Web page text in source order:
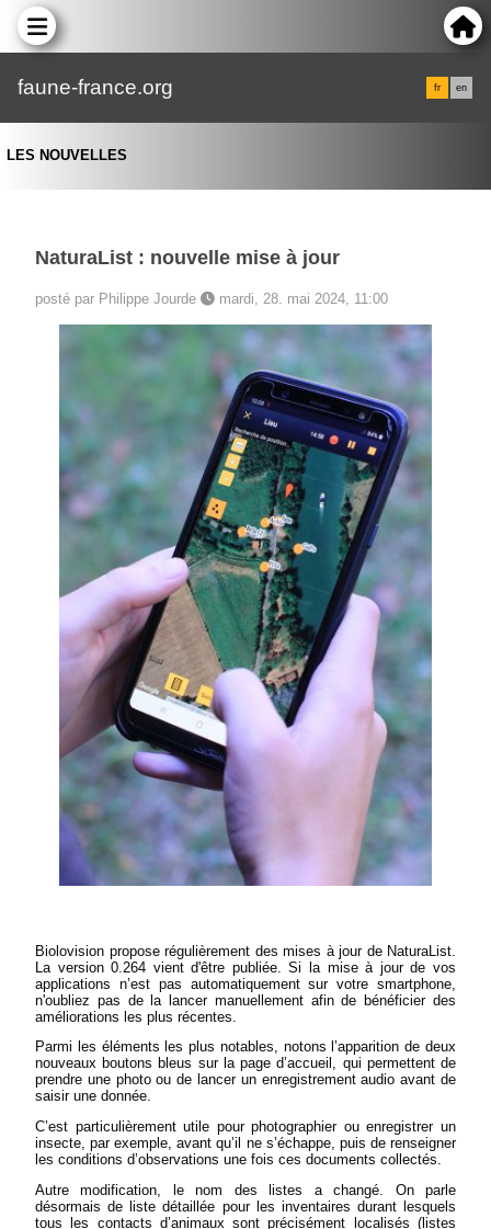
faune-france.org fr en
LES NOUVELLES
NaturaList : nouvelle mise à jour
posté par Philippe Jourde mardi, 28. mai 2024, 11:00
Biolovision propose régulièrement des mises à jour de NaturaList.
La version 0.264 vient d'être publiée. Si la mise à jour de vos
applications n’est pas automatiquement sur votre smartphone,
n'oubliez pas de la lancer manuellement afin de bénéficier des
améliorations les plus récentes.
Parmi les éléments les plus notables, notons l’apparition de deux
nouveaux boutons bleus sur la page d’accueil, qui permettent de
prendre une photo ou de lancer un enregistrement audio avant de
saisir une donnée.
C’est particulièrement utile pour photographier ou enregistrer un
insecte, par exemple, avant qu’il ne s’échappe, puis de renseigner
les conditions d’observations une fois ces documents collectés.
Autre modification, le nom des listes a changé. On parle
désormais de liste détaillée pour les inventaires durant lesquels
tous les contacts d’animaux sont précisément localisés (listes